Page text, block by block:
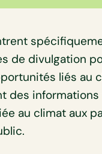
de divulgation
liés au
des
au climat aux